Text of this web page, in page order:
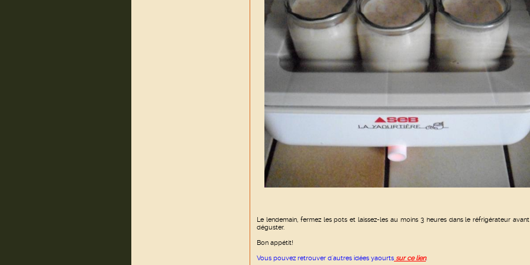
Le lendemain, fermez les pots et laissez-les au moins 3 heures dans le réfrigérateur
déguster.
Bon appétit!
Vous pouvez retrouver d'autres idées yaourts sur ce lien.